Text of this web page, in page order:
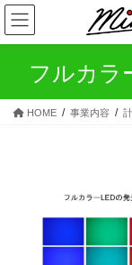
コ
ン
テ
へ
ナ
ビ
ゲ
ョ
フルカラ
HOME 事業内容